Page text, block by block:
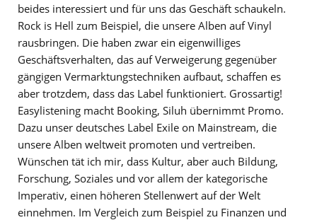
beides interessiert und für uns das Geschäft schaukeln.
Rock is Hell zum Beispiel, die unsere Alben auf Vinyl
rausbringen. Die haben zwar ein eigenwilliges
Geschäftsverhalten, das auf Verweigerung gegenüber
gängigen Vermarktungstechniken aufbaut, schaffen es
aber trotzdem, dass das Label funktioniert. Grossartig!
Easylistening macht Booking, Siluh übernimmt Promo.
Dazu unser deutsches Label Exile on Mainstream, die
unsere Alben weltweit promoten und vertreiben.
Wünschen tät ich mir, dass Kultur, aber auch Bildung,
Forschung, Soziales und vor allem der kategorische
Imperativ, einen höheren Stellenwert auf der Welt
einnehmen. Im Vergleich zum Beispiel zu Finanzen und